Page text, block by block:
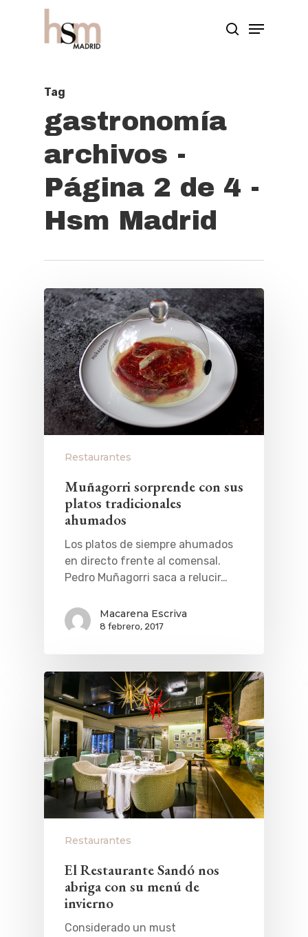
Tag
gastronomía
archivos -
Página 2 de 4 -
Hsm Madrid
Restaurantes
Muñagorri sorprende con sus
platos tradicionales
ahumados
Los platos de siempre ahumados
en directo frente al comensal.
Pedro Muñagorri saca a relucir…
Macarena Escriva
8 febrero, 2017
Restaurantes
El Restaurante Sandó nos
abriga con su menú de
invierno
Considerado un must